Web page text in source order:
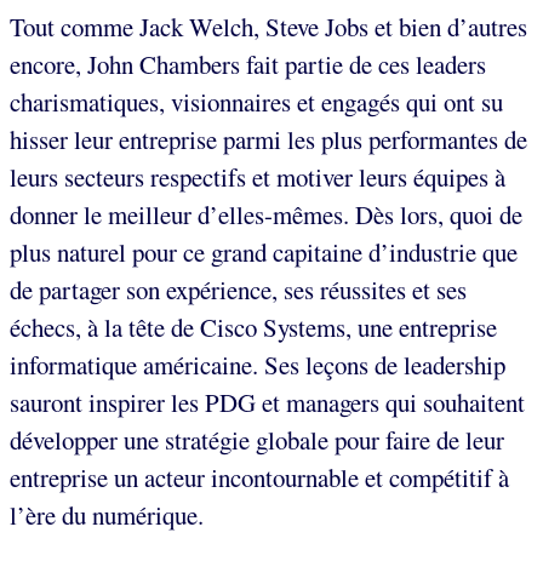
Tout comme Jack Welch, Steve Jobs et bien d’autres
encore, John Chambers fait partie de ces leaders
charismatiques, visionnaires et engagés qui ont su
hisser leur entreprise parmi les plus performantes de
leurs secteurs respectifs et motiver leurs équipes à
donner le meilleur d’elles-mêmes. Dès lors, quoi de
plus naturel pour ce grand capitaine d’industrie que
de partager son expérience, ses réussites et ses
échecs, à la tête de Cisco Systems, une entreprise
informatique américaine. Ses leçons de leadership
sauront inspirer les PDG et managers qui souhaitent
développer une stratégie globale pour faire de leur
entreprise un acteur incontournable et compétitif à
l’ère du numérique.